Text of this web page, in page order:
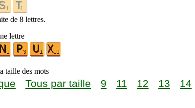
de 8 lettres.
lettre
taille des mots
Tous par taille 9 11 12 13 14